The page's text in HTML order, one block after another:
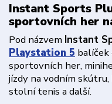
Instant Sports
sportovních her
Pod názvem Instant
Playstation 5 balíček
sportovních her,
jízdy na vodním
stolní tenis a další.